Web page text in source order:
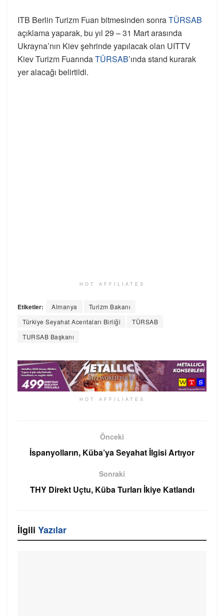
ITB Berlin Turizm Fuarı bitmesinden sonraTÜRSAB
açıklama yaparak, bu yıl 29 – 31 Mart arasında
Ukrayna’nın Kiev şehrinde yapılacak olan UITTV
Kiev Turizm FuarındaTÜRSAB’ında stand kurarak
yer alacağı belirtildi.
HOT AFFILIATES
Etiketler: Almanya
Turizm Bakanı
Türkiye Seyahat Acentaları Birliği
TÜRSAB
TURSAB Başkanı
HOT AFFILIATES
Önceki
İspanyolların, Küba’ya Seyahat İlgisi Artıyor
Sonraki
THY Direkt Uçtu, Küba Turları İkiye Katlandı
İlgili Yazılar